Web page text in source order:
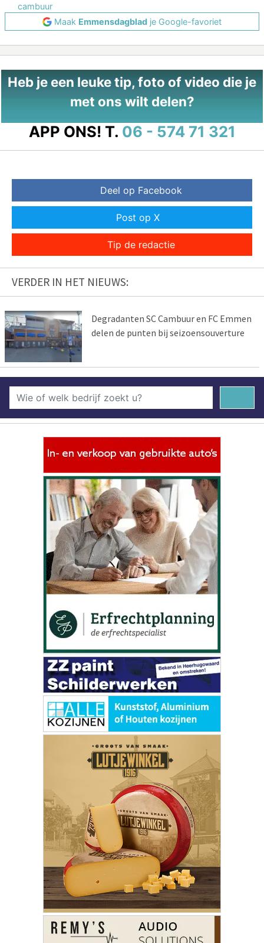
cambuur
Maak Emmensdagblad je Google-favoriet
Heb je een leuke tip, foto of video die je
met ons wilt delen?
APP ONS! T. 06 - 574 71 321
Deel op Facebook
Post op X
Tip de redactie
VERDER IN HET NIEUWS:
Degradanten SC Cambuur en FC Emmen
delen de punten bij seizoensouverture